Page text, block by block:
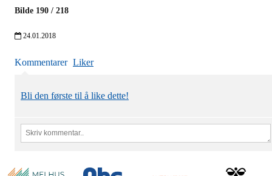
Bilde 190 / 218
24.01.2018
Kommentarer Liker
Bli den første til å like dette!